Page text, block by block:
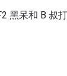
黑呆和 B 叔